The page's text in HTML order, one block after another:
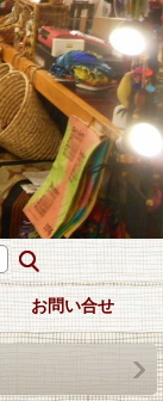
お問い合せ